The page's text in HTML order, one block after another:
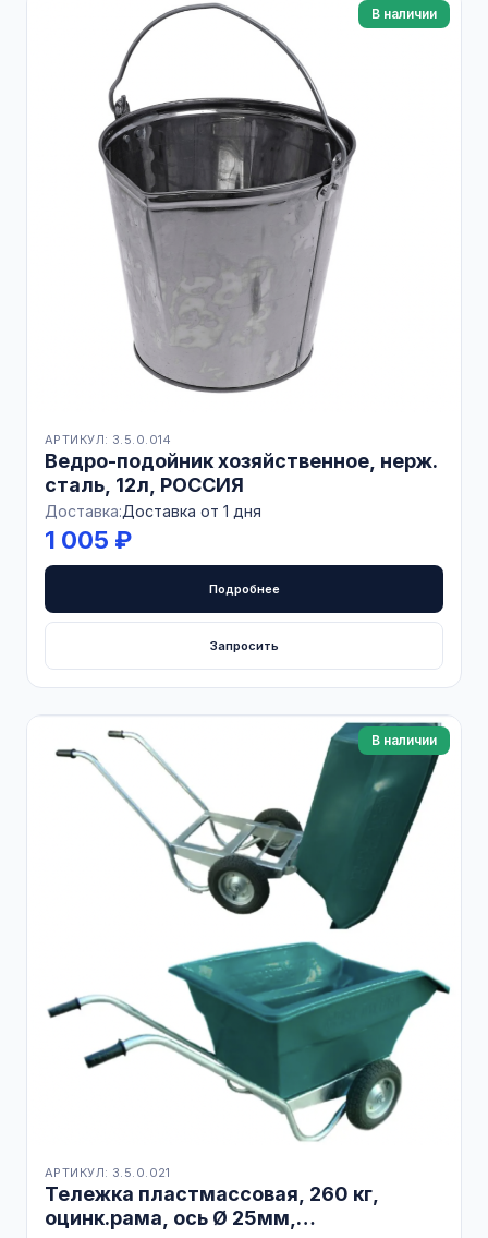
В наличии
АРТИКУЛ: 3.5.0.014
Ведро-подойник хозяйственное, нерж.
сталь, 12л, РОССИЯ
Доставка:Доставка от 1 дня
1 005 ₽
Подробнее
Запросить
В наличии
АРТИКУЛ: 3.5.0.021
Тележка пластмассовая, 260 кг,
оцинк.рама, ось Ø 25мм,